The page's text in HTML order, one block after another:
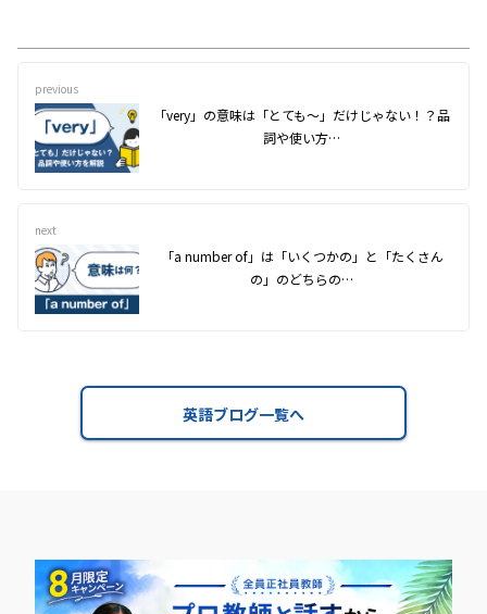
previous
「very」の意味は「とても〜」だけじゃない！？品
詞や使い方…
next
「a number of」は「いくつかの」と「たくさん
の」のどちらの…
英語ブログ一覧へ